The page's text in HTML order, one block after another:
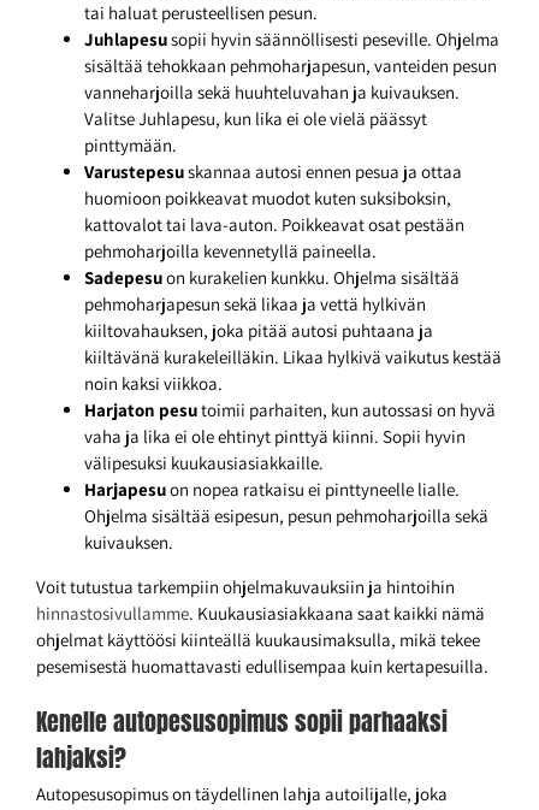
tai haluat perusteellisen pesun.
Juhlapesusopii hyvin säännöllisesti peseville. Ohjelma
sisältää tehokkaan pehmoharjapesun, vanteiden pesun
vanneharjoilla sekä huuhteluvahan ja kuivauksen.
Valitse Juhlapesu, kun lika ei ole vielä päässyt
pinttymään.
Varustepesuskannaa autosi ennen pesua ja ottaa
huomioon poikkeavat muodot kuten suksiboksin,
kattovalot tai lava-auton. Poikkeavat osat pestään
pehmoharjoilla kevennetyllä paineella.
Sadepesuon kurakelien kunkku. Ohjelma sisältää
pehmoharjapesun sekä likaa ja vettä hylkivän
kiiltovahauksen, joka pitää autosi puhtaana ja
kiiltävänä kurakeleilläkin. Likaa hylkivä vaikutus kestää
noin kaksi viikkoa.
Harjaton pesutoimii parhaiten, kun autossasi on hyvä
vaha ja lika ei ole ehtinyt pinttyä kiinni. Sopii hyvin
välipesuksi kuukausiasiakkaille.
Harjapesuon nopea ratkaisu ei pinttyneelle lialle.
Ohjelma sisältää esipesun, pesun pehmoharjoilla sekä
kuivauksen.
Voit tutustua tarkempiin ohjelmakuvauksiin ja hintoihin
hinnastosivullamme. Kuukausiasiakkaana saat kaikki nämä
ohjelmat käyttöösi kiinteällä kuukausimaksulla, mikä tekee
pesemisestä huomattavasti edullisempaa kuin kertapesuilla.
Kenelle autopesusopimus sopii parhaaksi
lahjaksi?
Autopesusopimus on täydellinen lahja autoilijalle, joka